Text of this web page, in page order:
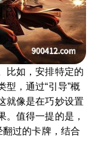
比如，安排特定的
，通过“引导”概
就像是在巧妙设置
。值得一提的是，
翻过的卡牌，结合